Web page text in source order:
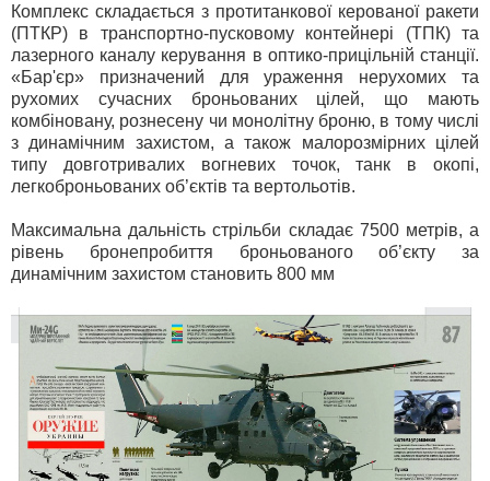
Комплекс складається з протитанкової керованої ракети
(ПТКР) в транспортно-пусковому контейнері (ТПК) та
лазерного каналу керування в оптико-прицільній станції.
«Бар'єр» призначений для ураження нерухомих та
рухомих сучасних броньованих цілей, що мають
комбіновану, рознесену чи монолітну броню, в тому числі
з динамічним захистом, а також малорозмірних цілей
типу довготривалих вогневих точок, танк в окопі,
легкоброньованих об’єктів та вертольотів.
Максимальна дальність стрільби складає 7500 метрів, а
рівень бронепробиття броньованого об’єкту за
динамічним захистом становить 800 мм